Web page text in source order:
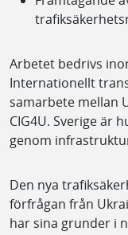
Arbetet bedrivs
Internationellt
samarbete mellan
CIG4U. Sverige är
genom
Den nya
förfrågan från
har sina grunder i